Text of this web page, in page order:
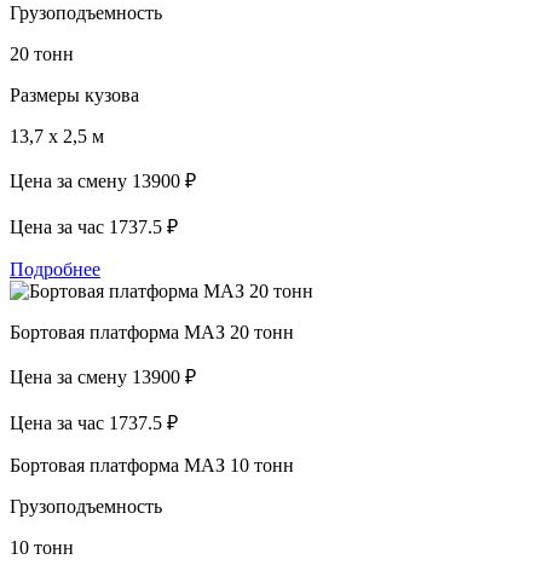
Грузоподъемность
20 тонн
Размеры кузова
13,7 х 2,5 м
Цена за смену 13900 ₽
Цена за час 1737.5 ₽
Подробнее
Бортовая платформа МАЗ 20 тонн
Цена за смену 13900 ₽
Цена за час 1737.5 ₽
Бортовая платформа МАЗ 10 тонн
Грузоподъемность
10 тонн